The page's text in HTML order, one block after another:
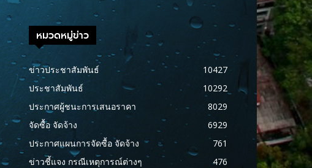
หมวดหมู่ข่าว
ข่าวประชาสัมพันธ์
10427
ประชาสัมพันธ์
10292
ประกาศผู้ชนะการเสนอราคา
8029
จัดซื้อ จัดจ้าง
6929
ประกาศแผนการจัดซื้อ จัดจ้าง
761
ข่าวชี้แจง กรณีเหตุการณ์ต่างๆ
476